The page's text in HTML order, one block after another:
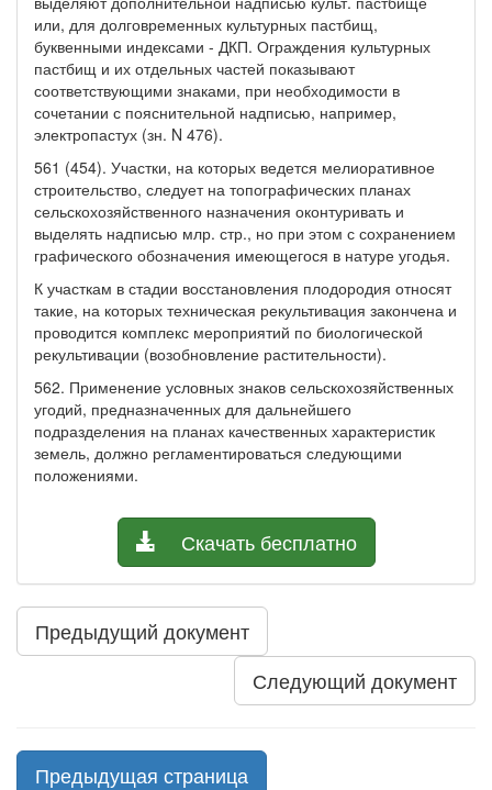
или, для долговременных культурных пастбищ,
буквенными индексами - ДКП. Ограждения культурных
пастбищ и их отдельных частей показывают
соответствующими знаками, при необходимости в
сочетании с пояснительной надписью, например,
электропастух (зн. N 476).
561 (454). Участки, на которых ведется мелиоративное
строительство, следует на топографических планах
сельскохозяйственного назначения оконтуривать и
выделять надписью млр. стр., но при этом с сохранением
графического обозначения имеющегося в натуре угодья.
К участкам в стадии восстановления плодородия относят
такие, на которых техническая рекультивация закончена и
проводится комплекс мероприятий по биологической
рекультивации (возобновление растительности).
562. Применение условных знаков сельскохозяйственных
угодий, предназначенных для дальнейшего
подразделения на планах качественных характеристик
земель, должно регламентироваться следующими
положениями.
Скачать бесплатно
Предыдущий документ
Следующий документ
Предыдущая страница